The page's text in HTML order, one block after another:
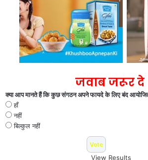
जवाब जरूर दे
क्या आप मानते हैं कि कुछ संगठन अपने फायदे के लिए बंद
हाँ
नहीं
बिल्कुल नहीं
View Results